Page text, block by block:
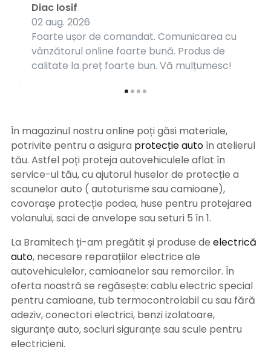
Foarte ușor de comandat. Comunicarea cu
vânzătorul online foarte bună. Produs de
calitate la preț foarte bun. Vă mulțumesc!
Diac Iosif
02 aug. 2026
În magazinul nostru online poți găsi materiale,
potrivite pentru a asigura protecție autoîn atelierul
tău. Astfel poți proteja autovehiculele aflat în
service-ul tău, cu ajutorul huselor de protecție a
scaunelor auto ( autoturisme sau camioane),
covorașe protecție podea, huse pentru protejarea
volanului, saci de anvelope sau seturi 5 în 1.
La Bramitech ți-am pregătit și produse de electrică
auto, necesare reparațiilor electrice ale
autovehiculelor, camioanelor sau remorcilor. În
oferta noastră se regăsește: cablu electric special
pentru camioane, tub termocontrolabil cu sau fără
adeziv, conectori electrici, benzi izolatoare,
siguranțe auto, socluri siguranțe sau scule pentru
electricieni.